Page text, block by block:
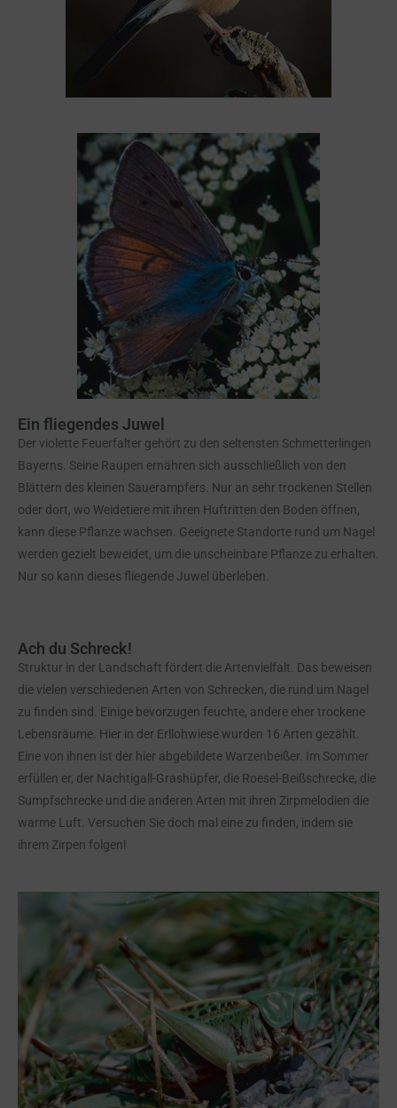
Ein fliegendes Juwel
Der violette Feuerfalter gehört zu den seltensten Schmetterlingen
Bayerns. Seine Raupen ernähren sich ausschließlich von den
Blättern des kleinen Sauerampfers. Nur an sehr trockenen Stellen
oder dort, wo Weidetiere mit ihren Huftritten den Boden öffnen,
kann diese Pflanze wachsen. Geeignete Standorte rund um Nagel
werden gezielt beweidet, um die unscheinbare Pflanze zu erhalten.
Nur so kann dieses fliegende Juwel überleben.
Ach du Schreck!
Struktur in der Landschaft fördert die Artenvielfalt. Das beweisen
die vielen verschiedenen Arten von Schrecken, die rund um Nagel
zu finden sind. Einige bevorzugen feuchte, andere eher trockene
Lebensräume. Hier in der Erllohwiese wurden 16 Arten gezählt.
Eine von ihnen ist der hier abgebildete Warzenbeißer. Im Sommer
erfüllen er, der Nachtigall-Grashüpfer, die Roesel-Beißschrecke, die
Sumpfschrecke und die anderen Arten mit ihren Zirpmelodien die
warme Luft. Versuchen Sie doch mal eine zu finden, indem sie
ihrem Zirpen folgen!